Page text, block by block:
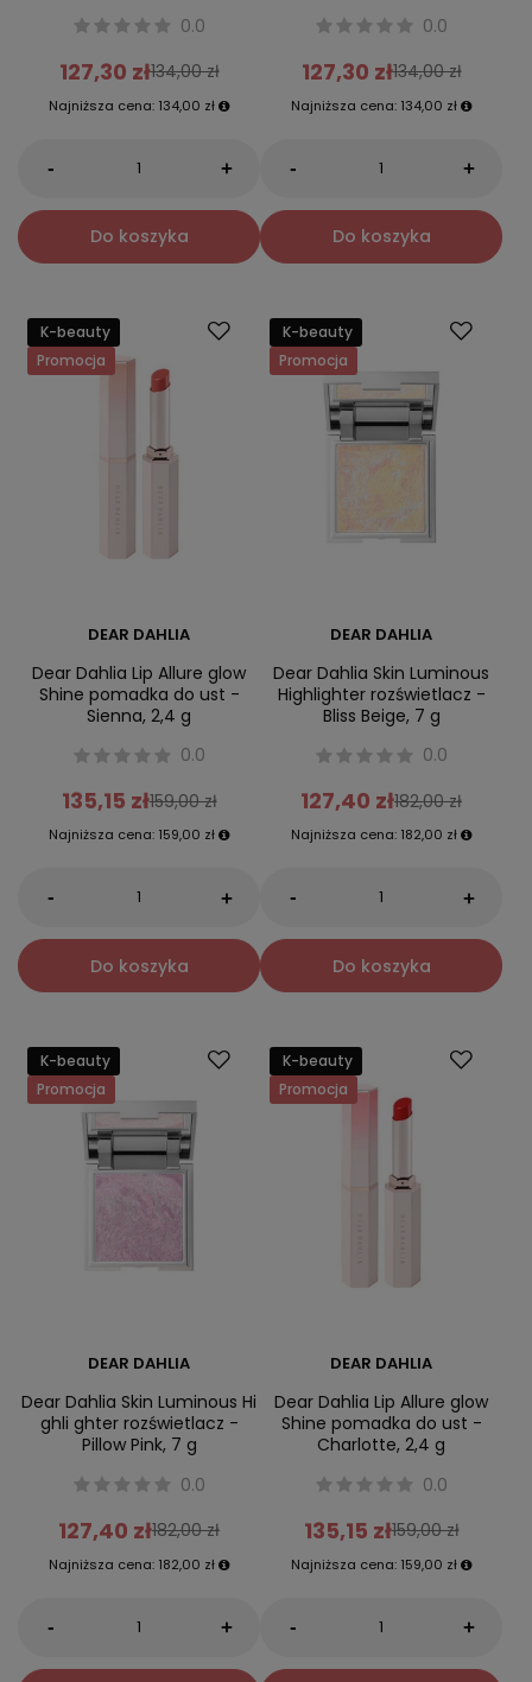
0.0
127,30 zł134,00 zł
Najniższa cena: 134,00 zł
- +
Do koszyka
0.0
127,30 zł134,00 zł
Najniższa cena: 134,00 zł
- +
Do koszyka
K-beauty
Promocja
DEAR DAHLIA
Dear Dahlia Lip Allure glow
Shine pomadka do ust -
Sienna, 2,4 g
0.0
135,15 zł159,00 zł
Najniższa cena: 159,00 zł
- +
Do koszyka
K-beauty
Promocja
DEAR DAHLIA
Dear Dahlia Skin Luminous
Highlighter rozświetlacz -
Bliss Beige, 7 g
0.0
127,40 zł182,00 zł
Najniższa cena: 182,00 zł
- +
Do koszyka
K-beauty
Promocja
DEAR DAHLIA
Dear Dahlia Skin Luminous Hi
ghli ghter rozświetlacz -
Pillow Pink, 7 g
0.0
127,40 zł182,00 zł
Najniższa cena: 182,00 zł
- +
K-beauty
Promocja
DEAR DAHLIA
Dear Dahlia Lip Allure glow
Shine pomadka do ust -
Charlotte, 2,4 g
0.0
135,15 zł159,00 zł
Najniższa cena: 159,00 zł
- +